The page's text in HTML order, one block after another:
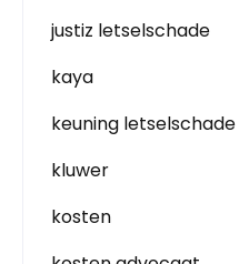
justiz letselschade
kaya
keuning letselschade
kluwer
kosten